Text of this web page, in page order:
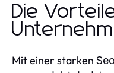
Die
Mit einer starken